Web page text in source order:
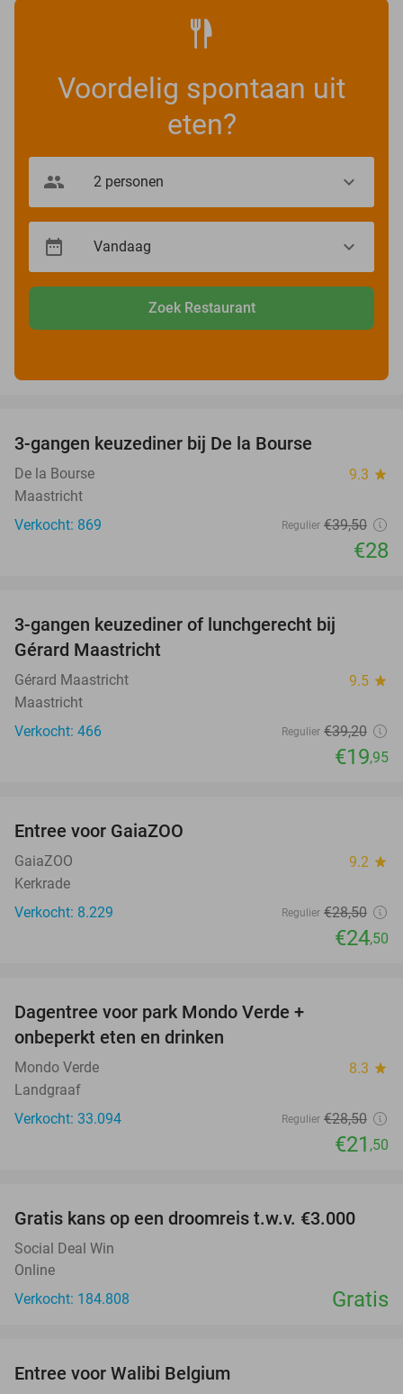
Voordelig spontaan uit
eten?
Zoek Restaurant
3-gangen keuzediner bij De la Bourse
De la Bourse 9.3 star
Maastricht
Verkocht: 869
Regulier €39,50
€28
3-gangen keuzediner of lunchgerecht bij
Gérard Maastricht
Gérard Maastricht 9.5 star
Maastricht
Verkocht: 466
Regulier €39,20
€19,95
Entree voor GaiaZOO
GaiaZOO 9.2 star
Kerkrade
Verkocht: 8.229
Regulier €28,50
€24,50
Dagentree voor park Mondo Verde +
onbeperkt eten en drinken
Mondo Verde 8.3 star
Landgraaf
Verkocht: 33.094
Regulier €28,50
€21 ,50
Gratis kans op een droomreis t.w.v. €3.000
Social Deal Win
Online
Verkocht: 184.808
Gratis
Entree voor Walibi Belgium